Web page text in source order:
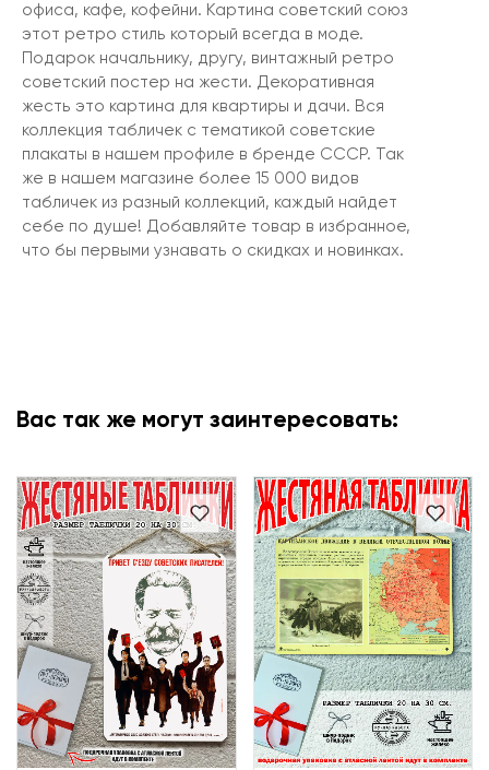
офиса, кафе, кофейни. Картина советский союз
этот ретро стиль который всегда в моде.
Подарок начальнику, другу, винтажный ретро
советский постер на жести. Декоративная
жесть это картина для квартиры и дачи. Вся
коллекция табличек с тематикой советские
плакаты в нашем профиле в бренде СССР. Так
же в нашем магазине более 15 000 видов
табличек из разный коллекций, каждый найдет
себе по душе! Добавляйте товар в избранное,
что бы первыми узнавать о скидках и новинках.
Вас так же могут заинтересовать: